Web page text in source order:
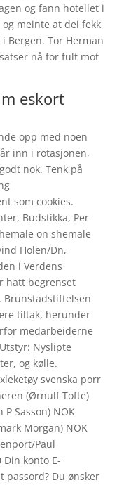
og fann hotellet i
meinte at dei fekk
Bergen. Tor Herman
nå for fult mot
eskort
opp med noen
inn i rotasjonen,
nok. Tenk på
som cookies.
Budstikka, Per
on shemale
Holen/Dn,
i Verdens
hatt begrenset
Brunstadstiftelsen
tiltak, herunder
medarbeiderne
Nyslipte
og kølle.
svenska porr
(Ørnulf Tofte)
P Sasson) NOK
Morgan) NOK
Paul
Din konto E-
passord? Du ønsker